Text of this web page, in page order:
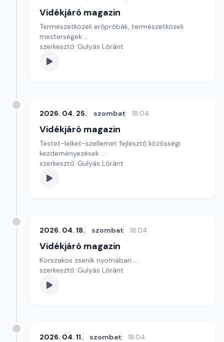
Vidékjáró magazin
Természetközeli erőpróbák, természetközeli
mesterségek ...
szerkesztő: Gulyás Lóránt
2026. 04. 25. szombat 18:04
Vidékjáró magazin
Testet-lelket-szellemet fejlesztő közösségi
kezdeményezések ...
szerkesztő: Gulyás Lóránt
2026. 04. 18. szombat 18:04
Vidékjáró magazin
Korszakos zsenik nyomában ...
szerkesztő: Gulyás Lóránt
2026. 04. 11. szombat 18:04